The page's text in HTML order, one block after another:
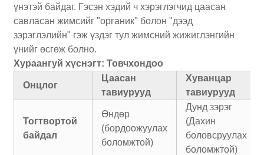
үнэтэй байдаг. Гэсэн хэдий ч хэрэглэгчид цаасан
савласан жимсийг "органик" болон "дээд
зэрэглэлийн" гэж үздэг тул жимсний жижиглэнгийн
үнийг өсгөж болно.
Хураангуй хүснэгт: Товчхондоо
Онцлог
Цаасан
тавиурууд
Хуванцар
тавиурууд
Тогтвортой
байдал
Өндөр
(бордоожуулах
боломжтой)
Дунд зэрэг
(Дахин
боловсруулах
боломжтой)